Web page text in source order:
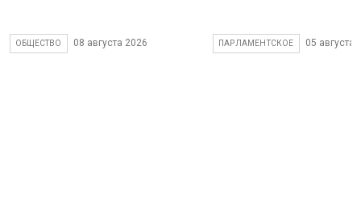
ОБЩЕСТВО 08 августа 2026 ПАРЛАМЕНТСКОЕ 05 августа